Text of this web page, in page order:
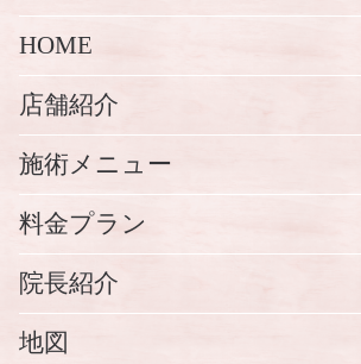
HOME
店舗紹介
施術メニュー
料金プラン
院長紹介
地図